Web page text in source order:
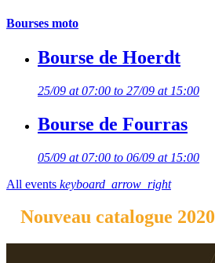
Bourses moto
Bourse de Hoerdt
25/09 at 07:00 to 27/09 at 15:00
Bourse de Fourras
05/09 at 07:00 to 06/09 at 15:00
All events keyboard_arrow_right
Nouveau catalogue 2020